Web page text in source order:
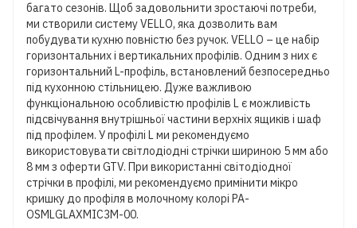
багато сезонів. Щоб задовольнити зростаючі потреби,
ми створили систему VELLO, яка дозволить вам
побудувати кухню повністю без ручок. VELLO – це набір
горизонтальних і вертикальних профілів. Одним з них є
горизонтальний L-профіль, встановлений безпосередньо
під кухонною стільницею. Дуже важливою
функціональною особливістю профілів L є можливість
підсвічування внутрішньої частини верхніх ящиків і шаф
під профілем. У профілі L ми рекомендуємо
використовувати світлодіодні стрічки шириною 5 мм або
8 мм з оферти GTV. При використанні світодіодної
стрічки в профілі, ми рекомендуємо примінити мікро
кришку до профіля в молочному колорі PA-
OSMLGLAXMIC3M-00.